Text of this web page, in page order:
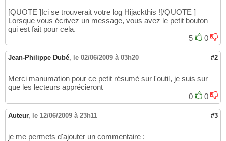
[QUOTE ]Ici se trouverait votre log Hijackthis ![/QUOTE ]
Lorsque vous écrivez un message, vous avez le petit bouton
qui est fait pour cela.
5
0
Jean-Philippe Dubé, le 02/06/2009 à 03h20 #2
Merci manumation pour ce petit résumé sur l'outil, je suis sur
que les lecteurs apprécieront
0
0
Auteur, le 12/06/2009 à 23h11 #3
je me permets d'ajouter un commentaire :